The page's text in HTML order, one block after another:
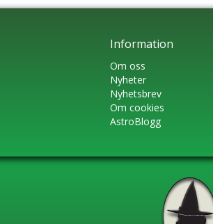
Information
Om oss
Nyheter
Nyhetsbrev
Om cookies
AstroBlogg